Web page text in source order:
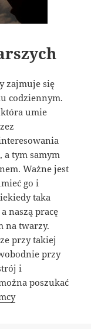
zajmuje się
codziennym.
umie
a tym samym
Ważne jest
go i
taka
naszą pracę
na twarzy.
przy takiej
przy
i
poszukać